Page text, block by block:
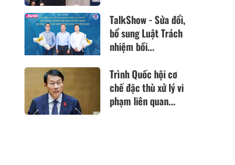
TalkShow - Sửa đổi,
bổ sung Luật Trách
nhiệm bồi...
Trình Quốc hội cơ
chế đặc thù xử lý vi
phạm liên quan...